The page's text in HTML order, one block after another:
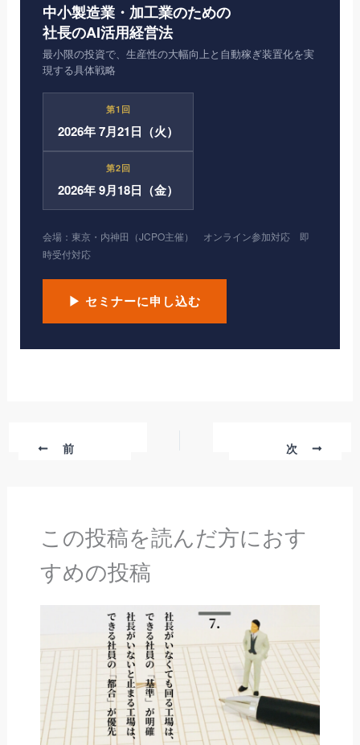
中小製造業・加工業のための
社長のAI活用経営法
最小限の投資で、生産性の大幅向上と自動稼ぎ装置化を実
現する具体戦略
第1回
2026年 7月21日（火）
第2回
2026年 9月18日（金）
会場：東京・内神田（JCPO主催） オンライン参加対応 即
時受付対応
▶ セミナーに申し込む
前 次
この投稿を読んだ方におす
すめの投稿